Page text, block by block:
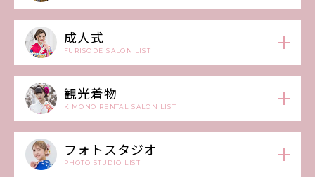
成人式
FURISODE SALON LIST
観光着物
KIMONO RENTAL SALON LIST
フォトスタジオ
PHOTO STUDIO LIST